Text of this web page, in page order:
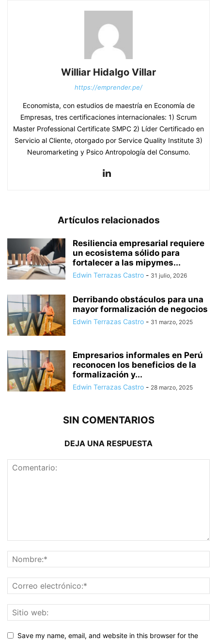
Williar Hidalgo Villar
https://emprender.pe/
Economista, con estudios de maestría en Economía de
Empresas, tres certificaciones internacionales: 1) Scrum
Master Professional Certificate SMPC 2) Líder Certificado en
Servicio al Cliente, otorgado por Service Quality Institute 3)
Neuromarketing y Psico Antropología del Consumo.
Artículos relacionados
Resiliencia empresarial requiere
un ecosistema sólido para
fortalecer a las mipymes...
Edwin Terrazas Castro - 31 julio, 2026
Derribando obstáculos para una
mayor formalización de negocios
Edwin Terrazas Castro - 31 marzo, 2025
Empresarios informales en Perú
reconocen los beneficios de la
formalización y...
Edwin Terrazas Castro - 28 marzo, 2025
SIN COMENTARIOS
DEJA UNA RESPUESTA
Save my name, email, and website in this browser for the